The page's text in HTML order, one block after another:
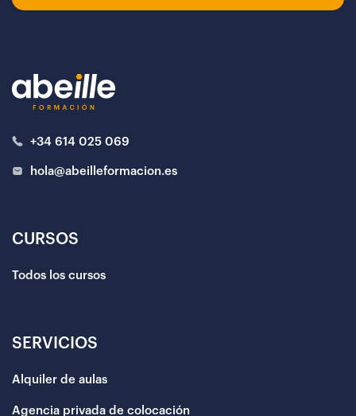
+34 614 025 069
hola@abeilleformacion.es
CURSOS
Todos los cursos
SERVICIOS
Alquiler de aulas
Agencia privada de colocación